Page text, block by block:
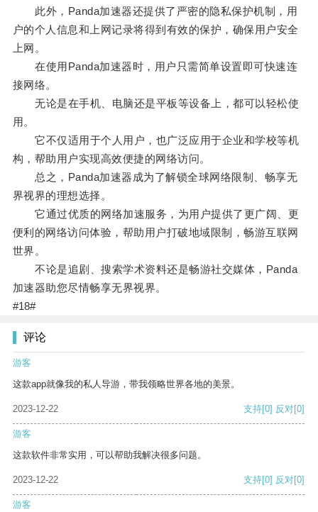
此外，Panda加速器还提供了严密的隐私保护机制，用
户的个人信息和上网记录将得到有效的保护，确保用户安全
上网。
在使用Panda加速器时，用户只需简单设置即可快速连
接网络。
无论是在手机、电脑还是平板等设备上，都可以轻松使
用。
它不仅适用于个人用户，也广泛应用于企业和学校等机
构，帮助用户实现高效便捷的网络访问。
总之，Panda加速器成为了解锁全球网络限制、畅享无
界视界的理想选择。
它通过优质的网络加速服务，为用户提供了更广阔、更
便利的网络访问体验，帮助用户打破地域限制，畅游互联网
世界。
不论是追剧、搜索学术资料还是畅游社交媒体，Panda
加速器助您尽情畅享无界视界。
#18#
评论
游客
这款app就像我的私人导游，带我领略世界各地的美景。
2023-12-22 支持[0] 反对[0]
游客
这款软件非常实用，可以帮助我解决很多问题。
2023-12-22 支持[0] 反对[0]
游客